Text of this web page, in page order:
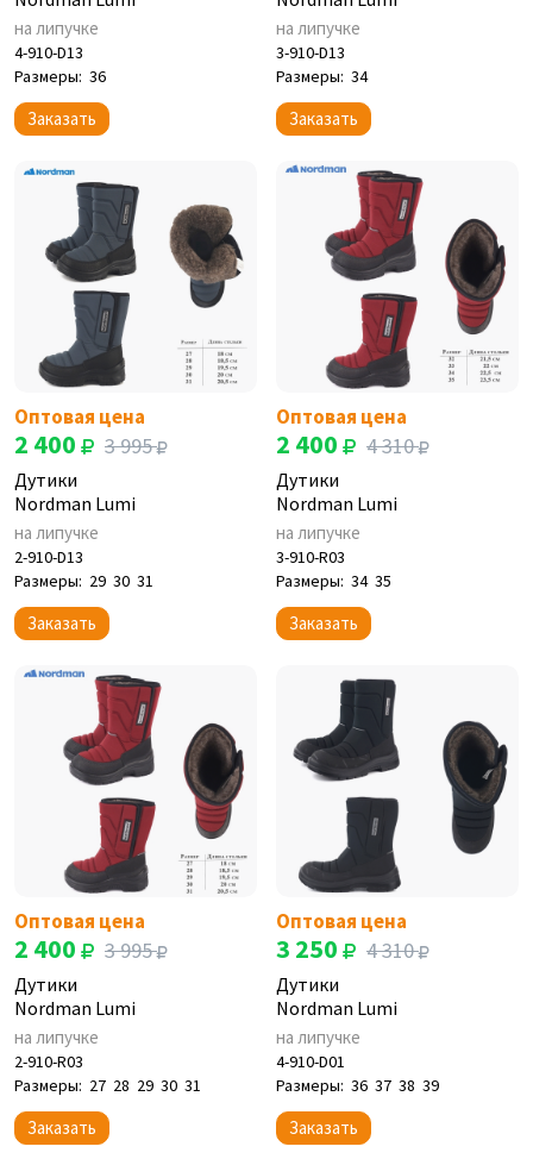
на липучке
4-910-D13
Размеры: 36
Заказать
на липучке
3-910-D13
Размеры: 34
Заказать
Оптовая цена
2 400 3 995
Дутики
Nordman Lumi
на липучке
2-910-D13
Размеры: 29 30 31
Заказать
Оптовая цена
2 400 4 310
Дутики
Nordman Lumi
на липучке
3-910-R03
Размеры: 34 35
Заказать
Оптовая цена
2 400 3 995
Дутики
Nordman Lumi
на липучке
2-910-R03
Размеры: 27 28 29 30 31
Заказать
Оптовая цена
3 250 4 310
Дутики
Nordman Lumi
на липучке
4-910-D01
Размеры: 36 37 38 39
Заказать